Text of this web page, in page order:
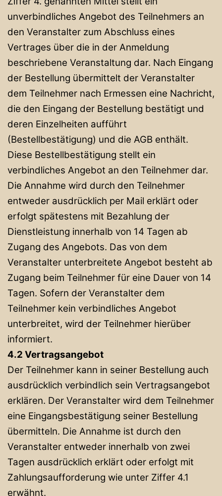
unverbindliches Angebot des Teilnehmers an
den Veranstalter zum Abschluss eines
Vertrages über die in der Anmeldung
beschriebene Veranstaltung dar. Nach Eingang
der Bestellung übermittelt der Veranstalter
dem Teilnehmer nach Ermessen eine Nachricht,
die den Eingang der Bestellung bestätigt und
deren Einzelheiten aufführt
(Bestellbestätigung) und die AGB enthält.
Diese Bestellbestätigung stellt ein
verbindliches Angebot an den Teilnehmer dar.
Die Annahme wird durch den Teilnehmer
entweder ausdrücklich per Mail erklärt oder
erfolgt spätestens mit Bezahlung der
Dienstleistung innerhalb von 14 Tagen ab
Zugang des Angebots. Das von dem
Veranstalter unterbreitete Angebot besteht ab
Zugang beim Teilnehmer für eine Dauer von 14
Tagen. Sofern der Veranstalter dem
Teilnehmer kein verbindliches Angebot
unterbreitet, wird der Teilnehmer hierüber
informiert.
4.2 Vertragsangebot
Der Teilnehmer kann in seiner Bestellung auch
ausdrücklich verbindlich sein Vertragsangebot
erklären. Der Veranstalter wird dem Teilnehmer
eine Eingangsbestätigung seiner Bestellung
übermitteln. Die Annahme ist durch den
Veranstalter entweder innerhalb von zwei
Tagen ausdrücklich erklärt oder erfolgt mit
Zahlungsaufforderung wie unter Ziffer 4.1
erwähnt.